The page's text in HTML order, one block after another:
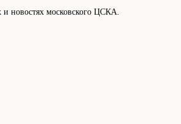
новостях московского ЦСКА.